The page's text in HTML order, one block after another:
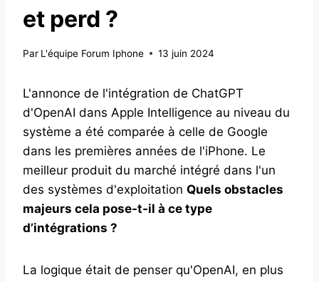
et perd ?
Par L'équipe Forum Iphone 13 juin 2024
L'annonce de l'intégration de ChatGPT
d'OpenAI dans Apple Intelligence au niveau du
système a été comparée à celle de Google
dans les premières années de l'iPhone. Le
meilleur produit du marché intégré dans l'un
des systèmes d'exploitation Quels obstacles
majeurs cela pose-t-il à ce type
d’intégrations ?
La logique était de penser qu'OpenAI, en plus